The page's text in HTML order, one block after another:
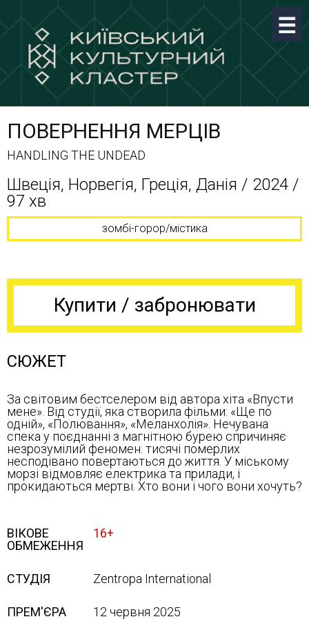
ПОВЕРНЕННЯ МЕРЦІВ
HANDLING THE UNDEAD
Швеція, Норвегія, Греція, Данія / 2024 /
97 хв
зомбі-горор/містика
Купити / забронювати
СЮЖЕТ
За світовим бестселером від автора хіта «Впусти
мене». Від студії, яка створила фільми: «Ще по
одній», «Полювання», «Меланхолія». Нечувана
спека у поєднанні з магнітною бурею спричиняє
незрозумілий феномен: тисячі померлих
несподівано повертаються до життя. У міському
морзі відмовляє електрика та прилади, і
прокидаються мертві. Хто вони і чого вони хочуть?
ВІКОВЕ
ОБМЕЖЕННЯ
16+
СТУДІЯ Zentropa International
ПРЕМ'ЄРА 12 червня 2025